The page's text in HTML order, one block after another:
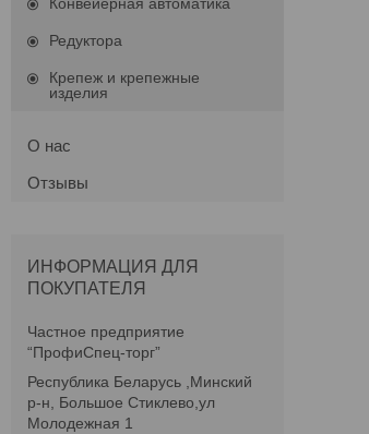
Редуктора
Крепеж и крепежные
изделия
О нас
Отзывы
ИНФОРМАЦИЯ ДЛЯ
ПОКУПАТЕЛЯ
Частное предприятие
“ПрофиСпец-торг”
Республика Беларусь ,Минский
р-н, Большое Стиклево,ул
Молодежная 1